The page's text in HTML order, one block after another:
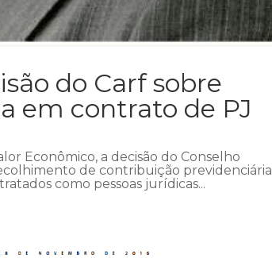
do Carf sobre
em contrato de PJ
Econômico, a decisão do Conselho
de contribuição previdenciária
como pessoas jurídicas...